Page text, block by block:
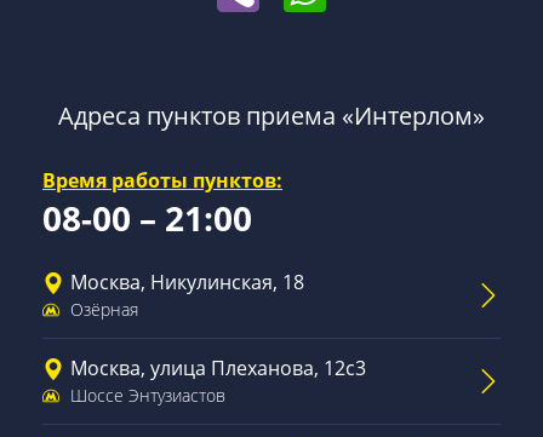
Адреса пунктов приема «Интерлом»
Время работы пунктов:
08-00 – 21:00
Москва, Никулинская, 18
Озёрная
Москва, улица Плеханова, 12с3
Шоссе Энтузиастов